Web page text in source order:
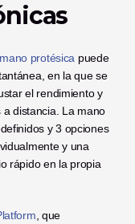
mano protésica puede
en la que se
el rendimiento y
distancia. La mano
y 3 opciones
y una
rápido en la propia
, que